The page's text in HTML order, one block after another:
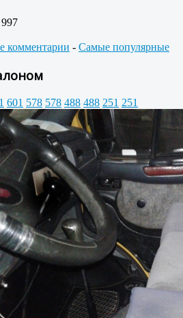
комментарии - Самые популярные
601 578 578 488 488 251 251